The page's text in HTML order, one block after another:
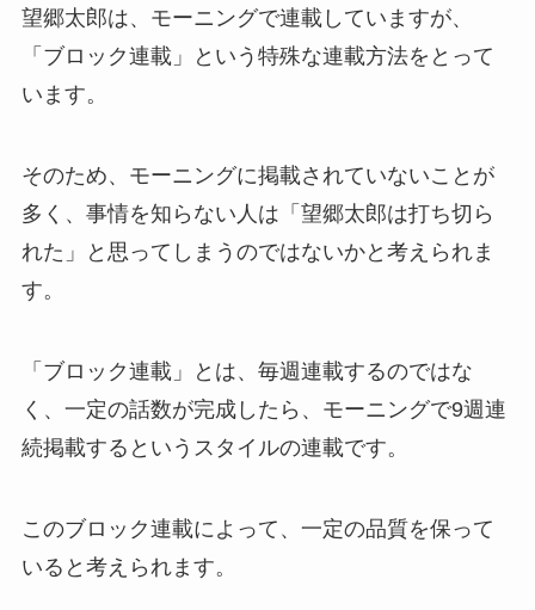
望郷太郎は、モーニングで連載していますが、
「ブロック連載」という特殊な連載方法をとって
います。
そのため、モーニングに掲載されていないことが
多く、事情を知らない人は「望郷太郎は打ち切ら
れた」と思ってしまうのではないかと考えられま
す。
「ブロック連載」とは、毎週連載するのではな
く、一定の話数が完成したら、モーニングで9週連
続掲載するというスタイルの連載です。
このブロック連載によって、一定の品質を保って
いると考えられます。